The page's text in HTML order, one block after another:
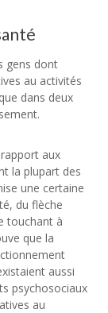
gens dont
au activités
dans deux
aux
la plupart des
une certaine
du flèche
touchant à
que la
aussi
psychosociaux
au